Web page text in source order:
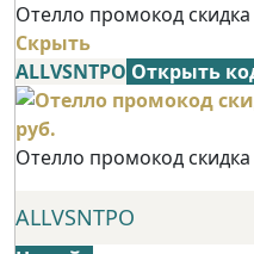
Отелло промокод
Скрыть
ALLVSNTPO Открыть
Отелло промокод
ALLVSNTPO